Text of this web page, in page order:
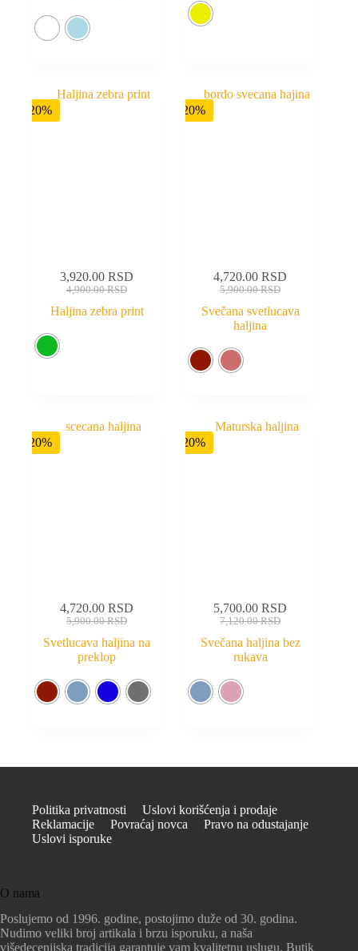
-20%
4,900.00RSD
3,920.00RSD
Haljina zebra print
-20%
5,900.00RSD
4,720.00RSD
Svečana svetlucava
haljina
-20%
5,900.00RSD
4,720.00RSD
Svetlucava haljina na
preklop
-20%
7,120.00RSD
5,700.00RSD
Svečana haljina bez
rukava
Politika privatnosti
Uslovi korišćenja i prodaje
Reklamacije
Povraćaj novca
Pravo na odustajanje
Uslovi isporuke
O nama
Poslujemo od 1996. godine, postojimo duže od 30. godina.
Nudimo veliki broj artikala i brzu isporuku, a naša
višedecenijska tradicija garantuje vam kvalitetnu uslugu. Butik